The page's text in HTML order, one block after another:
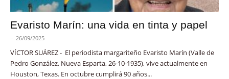
Evaristo Marín: una vida en tinta y papel
- 26/09/2025
VÍCTOR SUÁREZ - El periodista margariteño Evaristo Marín (Valle de
Pedro González, Nueva Esparta, 26-10-1935), vive actualmente en
Houston, Texas. En octubre cumplirá 90 años...